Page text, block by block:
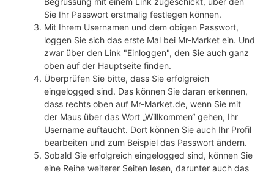
Sie Ihr Passwort erstmalig festlegen können.
Mit Ihrem Usernamen und dem obigen Passwort,
loggen Sie sich das erste Mal bei Mr-Market ein. Und
zwar über den Link "Einloggen", den Sie auch ganz
oben auf der Hauptseite finden.
Überprüfen Sie bitte, dass Sie erfolgreich
eingelogged sind. Das können Sie daran erkennen,
dass rechts oben auf Mr-Market.de, wenn Sie mit
der Maus über das Wort „Willkommen“ gehen, Ihr
Username auftaucht. Dort können Sie auch Ihr Profil
bearbeiten und zum Beispiel das Passwort ändern.
Sobald Sie erfolgreich eingelogged sind, können Sie
eine Reihe weiterer Seiten lesen, darunter auch das